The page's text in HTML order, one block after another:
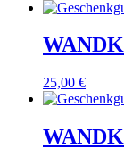
25,00 €